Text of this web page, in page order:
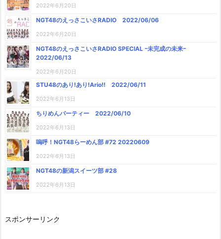
2022年6月20日
NGT48のえっさこいさRADIO 2022/06/06
2022年6月20日
NGT48のえっさこいさRADIO SPECIAL ｰ未完成の未来ｰ
2022/06/13
2022年6月20日
STU48のあり!あり!Ario!! 2022/06/11
2022年6月13日
ちりめんパーティー 2022/06/10
2022年6月13日
嗚呼！NGT48らーめん部 #72 20220609
2022年6月13日
NGT48の新潟スイーツ部 #28
2022年6月13日
スポンサーリンク